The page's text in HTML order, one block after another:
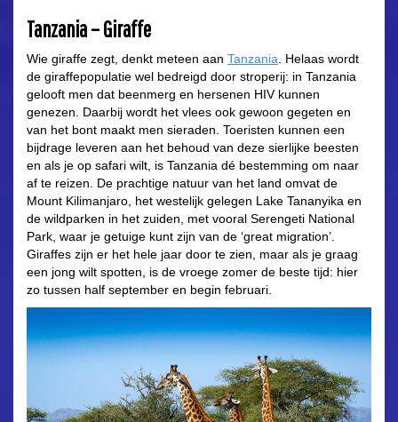
Tanzania – Giraffe
Wie giraffe zegt, denkt meteen aan Tanzania. Helaas wordt
de giraffepopulatie wel bedreigd door stroperij: in Tanzania
gelooft men dat beenmerg en hersenen HIV kunnen
genezen. Daarbij wordt het vlees ook gewoon gegeten en
van het bont maakt men sieraden. Toeristen kunnen een
bijdrage leveren aan het behoud van deze sierlijke beesten
en als je op safari wilt, is Tanzania dé bestemming om naar
af te reizen. De prachtige natuur van het land omvat de
Mount Kilimanjaro, het westelijk gelegen Lake Tananyika en
de wildparken in het zuiden, met vooral Serengeti National
Park, waar je getuige kunt zijn van de ‘great migration’.
Giraffes zijn er het hele jaar door te zien, maar als je graag
een jong wilt spotten, is de vroege zomer de beste tijd: hier
zo tussen half september en begin februari.